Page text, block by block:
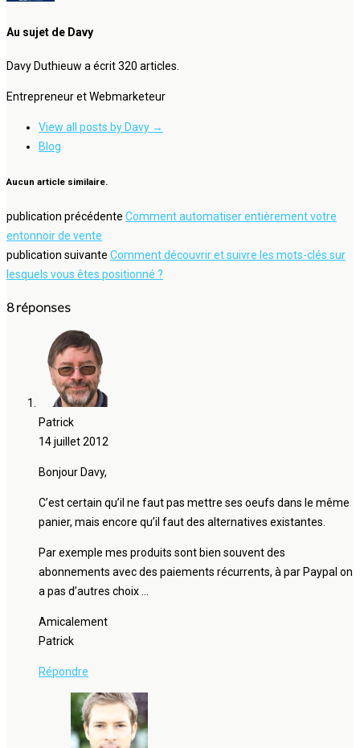
Au sujet de Davy
Davy Duthieuw a écrit 320 articles.
Entrepreneur et Webmarketeur
View all posts by Davy →
Blog
Aucun article similaire.
publication précédente Comment automatiser entièrement votre
entonnoir de vente
publication suivante Comment découvrir et suivre les mots-clés sur
lesquels vous êtes positionné ?
8 réponses
Patrick
14 juillet 2012
Bonjour Davy,
C’est certain qu’il ne faut pas mettre ses oeufs dans le même
panier, mais encore qu’il faut des alternatives existantes.
Par exemple mes produits sont bien souvent des
abonnements avec des paiements récurrents, à par Paypal on
a pas d’autres choix …
Amicalement
Patrick
Répondre